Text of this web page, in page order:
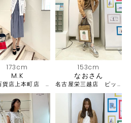
173cm
M.K
近鉄百貨店上本町店 ピッコーネ・ピッコーネクラブ
153cm
なおさん
名古屋栄三越店 ピッコーネ